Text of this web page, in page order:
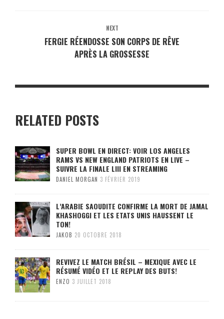
NEXT
FERGIE RÉENDOSSE SON CORPS DE RÊVE
APRÈS LA GROSSESSE
RELATED POSTS
SUPER BOWL EN DIRECT: VOIR LOS ANGELES
RAMS VS NEW ENGLAND PATRIOTS EN LIVE –
SUIVRE LA FINALE LIII EN STREAMING
DANIEL MORGAN 3 FÉVRIER 2019
L’ARABIE SAOUDITE CONFIRME LA MORT DE JAMAL
KHASHOGGI ET LES ETATS UNIS HAUSSENT LE
TON!
JAKOB 20 OCTOBRE 2018
REVIVEZ LE MATCH BRÉSIL – MEXIQUE AVEC LE
RÉSUMÉ VIDÉO ET LE REPLAY DES BUTS!
ENZO 3 JUILLET 2018